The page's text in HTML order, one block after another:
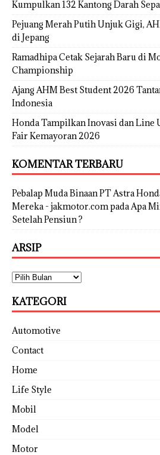
Kumpulkan 132 Kantong Darah
Pejuang Merah Putih Unjuk Gigi,
di Jepang
Ramadhipa Cetak Sejarah Baru di
Championship
Ajang AHM Best Student 2026
Indonesia
Honda Tampilkan Inovasi dan Line
Fair Kemayoran 2026
KOMENTAR TERBARU
Pebalap Muda Binaan PT Astra
Mereka - jakmotor.compada Apa
Setelah Pensiun ?
ARSIP
KATEGORI
Automotive
Contact
Home
Life Style
Mobil
Model
Motor